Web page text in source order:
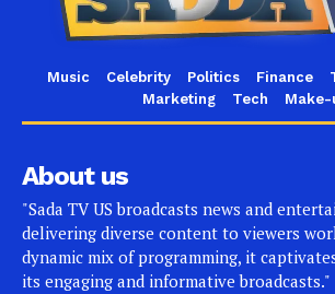
Music Celebrity Politics Finance
Marketing
Tech Make-
About us
"Sada TV US broadcasts news and
delivering diverse content to viewers
dynamic mix of programming, it
its engaging and informative broadcasts."